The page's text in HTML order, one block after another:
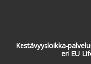
Kestävyysloikka-
eri EU